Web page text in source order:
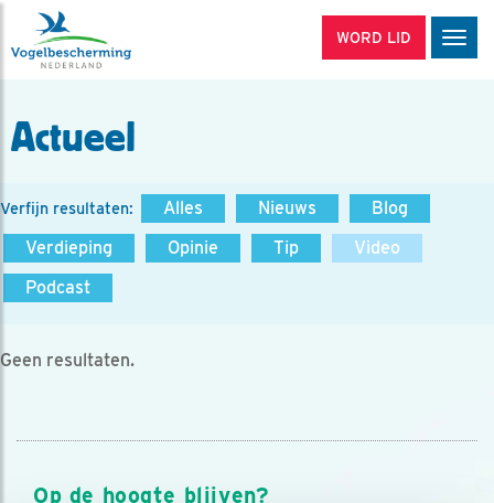
WORD LID
Actueel
Verfijn resultaten: Alles Nieuws
Blog
Verdieping
Opinie Tip
Video
Podcast
Geen resultaten.
Op de hoogte blijven?